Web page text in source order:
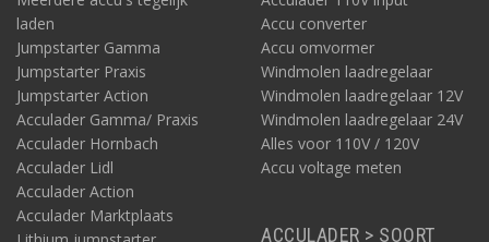
laden
Jumpstarter Gamma
Jumpstarter Praxis
Jumpstarter Action
Acculader Gamma/ Praxis
Acculader Hornbach
Acculader Lidl
Acculader Action
Acculader Marktplaats
Accu converter
Accu omvormer
Windmolen laadregelaar
Windmolen laadregelaar 12V
Windmolen laadregelaar 24V
Alles voor 110V / 120V
Accu voltage meten
ACCULADER > SOORT